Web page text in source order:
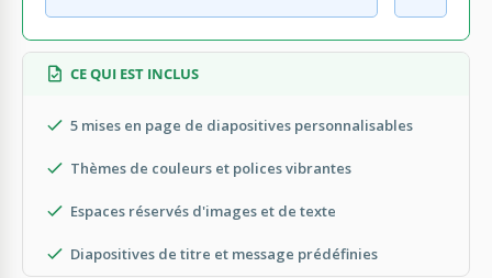
CE QUI EST INCLUS
5 mises en page de diapositives personnalisables
Thèmes de couleurs et polices vibrantes
Espaces réservés d'images et de texte
Diapositives de titre et message prédéfinies